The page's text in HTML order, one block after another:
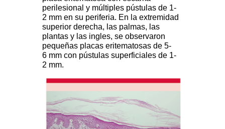
perilesional y múltiples pústulas de 1-
2 mm en su periferia. En la extremidad
superior derecha, las palmas, las
plantas y las ingles, se observaron
pequeñas placas eritematosas de 5-
6 mm con pústulas superficiales de 1-
2 mm.